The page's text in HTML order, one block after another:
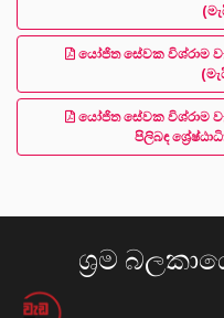
යෝජිත සේවක විශ්රාම
යෝජිත සේවක විශ්රාම
පිලිබඳ
ශ්‍රම